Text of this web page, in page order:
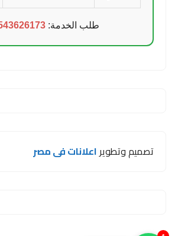
طلب الخدمة:0543626173
تصميم وتطويراعلانات فى مصر